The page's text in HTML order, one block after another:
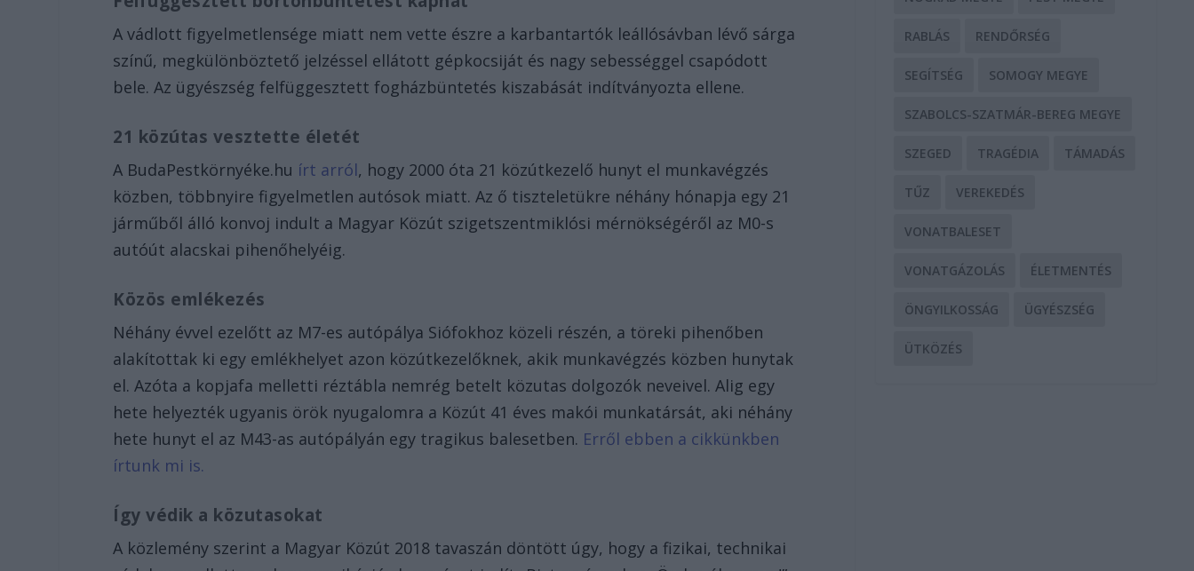
A vádlott figyelmetlensége miatt nem vette észre a karbantartók leállósávban lévő sárga
színű, megkülönböztető jelzéssel ellátott gépkocsiját és nagy sebességgel csapódott
bele. Az ügyészség felfüggesztett fogházbüntetés kiszabását indítványozta ellene.
21 közútas vesztette életét
A BudaPestkörnyéke.hu írt arról, hogy 2000 óta 21 közútkezelő hunyt el munkavégzés
közben, többnyire figyelmetlen autósok miatt. Az ő tiszteletükre néhány hónapja egy 21
járműből álló konvoj indult a Magyar Közút szigetszentmiklósi mérnökségéről az M0-s
autóút alacskai pihenőhelyéig.
Közös emlékezés
Néhány évvel ezelőtt az M7-es autópálya Siófokhoz közeli részén, a töreki pihenőben
alakítottak ki egy emlékhelyet azon közútkezelőknek, akik munkavégzés közben hunytak
el. Azóta a kopjafa melletti réztábla nemrég betelt közutas dolgozók neveivel. Alig egy
hete helyezték ugyanis örök nyugalomra a Közút 41 éves makói munkatársát, aki néhány
hete hunyt el az M43-as autópályán egy tragikus balesetben. Erről ebben a cikkünkben
írtunk mi is.
Így védik a közutasokat
A közlemény szerint a Magyar Közút 2018 tavaszán döntött úgy, hogy a fizikai, technikai
RABLÁS RENDŐRSÉG
SEGÍTSÉG SOMOGY MEGYE
SZABOLCS-SZATMÁR-BEREG MEGYE
SZEGED TRAGÉDIA TÁMADÁS
TŰZ VEREKEDÉS
VONATBALESET
VONATGÁZOLÁS ÉLETMENTÉS
ÖNGYILKOSSÁG ÜGYÉSZSÉG
ÜTKÖZÉS